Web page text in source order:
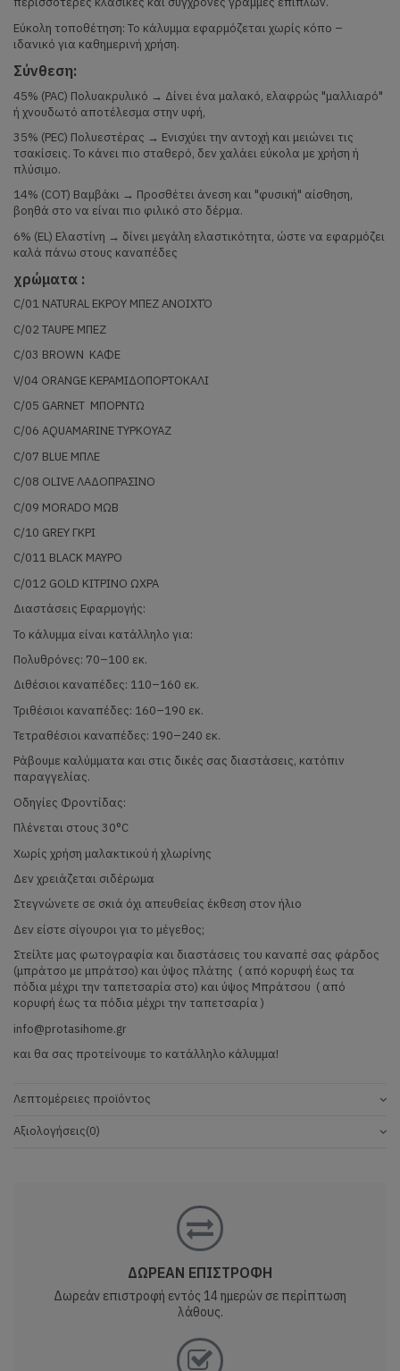
Εύκολη τοποθέτηση: Το κάλυμμα εφαρμόζεται χωρίς κόπο –
ιδανικό για καθημερινή χρήση.
Σύνθεση:
45% (PAC) Πολυακρυλικό → Δίνει ένα μαλακό, ελαφρώς "μαλλιαρό"
ή χνουδωτό αποτέλεσμα στην υφή,
35% (PEC) Πολυεστέρας → Ενισχύει την αντοχή και μειώνει τις
τσακίσεις. Το κάνει πιο σταθερό, δεν χαλάει εύκολα με χρήση ή
πλύσιμο.
14% (COT) Βαμβάκι → Προσθέτει άνεση και "φυσική" αίσθηση,
βοηθά στο να είναι πιο φιλικό στο δέρμα.
6% (EL) Ελαστίνη → δίνει μεγάλη ελαστικότητα, ώστε να εφαρμόζει
καλά πάνω στους καναπέδες
χρώματα :
C/01 NATURAL ΕΚΡΟΥ ΜΠΕΖ ΑΝΟΙΧΤΌ
C/02 TAUPE ΜΠΕΖ
C/03 BROWN ΚΑΦΕ
V/04 ORANGE ΚΕΡΑΜΙΔΟΠΟΡΤΟΚΑΛΙ
C/05 GARNET ΜΠΟΡΝΤΩ
C/06 AQUAMARINE ΤΥΡΚΟΥΑΖ
C/07 BLUE ΜΠΛΕ
C/08 OLIVE ΛΑΔΟΠΡΑΣΙΝΟ
C/09 MORADO ΜΩΒ
C/10 GREY ΓΚΡΙ
C/011 BLACK ΜΑΥΡΟ
C/012 GOLD ΚΙΤΡΙΝΟ ΩΧΡΑ
Διαστάσεις Εφαρμογής:
Το κάλυμμα είναι κατάλληλο για:
Πολυθρόνες: 70–100 εκ.
Διθέσιοι καναπέδες: 110–160 εκ.
Τριθέσιοι καναπέδες: 160–190 εκ.
Τετραθέσιοι καναπέδες: 190–240 εκ.
Ράβουμε καλύμματα και στις δικές σας διαστάσεις, κατόπιν
παραγγελίας.
Οδηγίες Φροντίδας:
Πλένεται στους 30°C
Χωρίς χρήση μαλακτικού ή χλωρίνης
Δεν χρειάζεται σιδέρωμα
Στεγνώνετε σε σκιά όχι απευθείας έκθεση στον ήλιο
Δεν είστε σίγουροι για το μέγεθος;
Στείλτε μας φωτογραφία και διαστάσεις του καναπέ σας φάρδος
(μπράτσο με μπράτσο) και ύψος πλάτης ( από κορυφή έως τα
πόδια μέχρι την ταπετσαρία στο) και ύψος Μπράτσου ( από
κορυφή έως τα πόδια μέχρι την ταπετσαρία )
info@protasihome.gr
και θα σας προτείνουμε το κατάλληλο κάλυμμα!
Λεπτομέρειες προϊόντος
Αξιολογήσεις(0)
ΔΩΡΕΑΝ ΕΠΙΣΤΡΟΦΗ
Δωρεάν επιστροφή εντός 14 ημερών σε περίπτωση
λάθους.